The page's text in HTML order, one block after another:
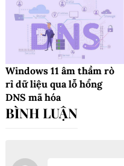
Windows 11 âm thầm rò
rỉ dữ liệu qua lỗ hổng
DNS mã hóa